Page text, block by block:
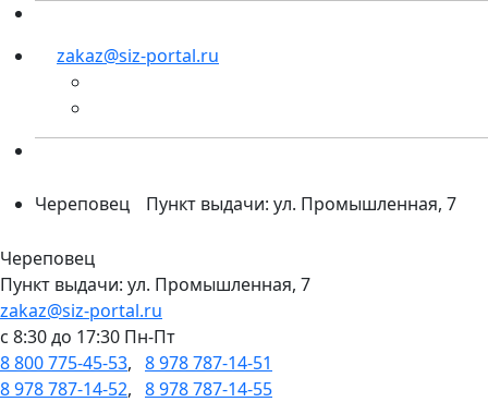
zakaz@siz-portal.ru
Череповец Пункт выдачи: ул. Промышленная, 7
Череповец
Пункт выдачи: ул. Промышленная, 7
zakaz@siz-portal.ru
c 8:30 до 17:30 Пн-Пт
8 800 775-45-53, 8 978 787-14-51
8 978 787-14-52, 8 978 787-14-55